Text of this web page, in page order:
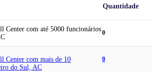
Quantidade
Center com até 5000 funcionários
0
Center com mais de 10
do Sul, AC
0